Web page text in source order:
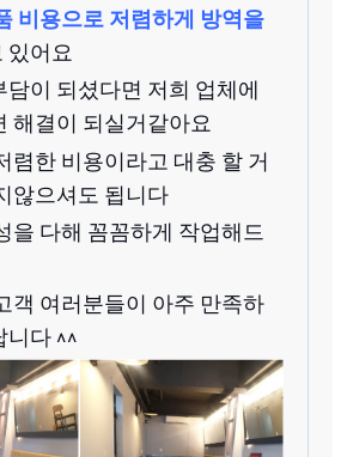
비용으로 저렴하게 방역을
있어요
담이 되셨다면 저희 업체에
해결이 되실거같아요
렴한 비용이라고 대충 할 거
않으셔도 됩니다
을 다해 꼼꼼하게 작업해드
객 여러분들이 아주 만족하
니다 ^^